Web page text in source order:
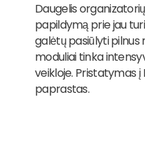
Daugelis
papildymą prie jau
galėtų pasiūlyti pilnus
moduliai tinka
veikloje. Pristatymas
paprastas.